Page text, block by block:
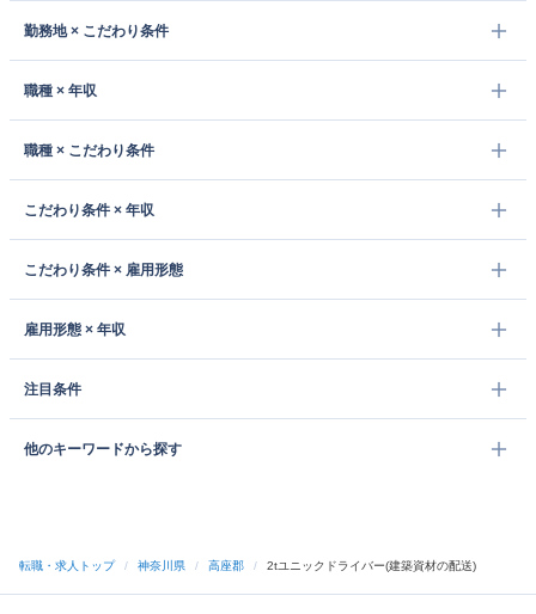
勤務地 × こだわり条件
職種 × 年収
職種 × こだわり条件
こだわり条件 × 年収
こだわり条件 × 雇用形態
雇用形態 × 年収
注目条件
他のキーワードから探す
転職・求人トップ / 神奈川県 / 高座郡 / 2tユニックドライバー(建築資材の配送)